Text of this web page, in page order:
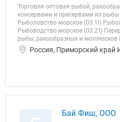
Торговля оптовая рыбой,
консервами и пресервами из
Рыболовство морское (03.11)
Рыбоводство морское (03.21)
рыбы, ракообразных и моллюсков
Россия, Приморский край
Бай Фиш, ООО